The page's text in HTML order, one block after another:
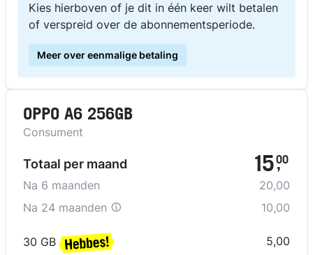
Kies hierboven of je dit in één keer wilt betalen
of verspreid over de abonnementsperiode.
Meer over eenmalige betaling
OPPO A6 256GB
Consument
Totaal per maand 15,
00
Na 6 maanden
20,00
Na 24 maanden 10,00
30 GB 5,00